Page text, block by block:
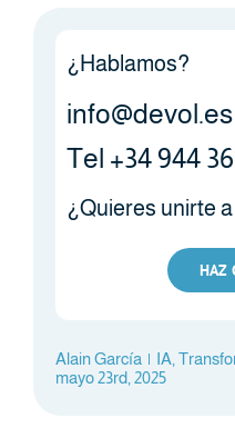
¿Hablamos?
info@devol.es
Tel +34 944
¿Quieres unirte
HAZ
Alain García | IA
mayo 23rd, 2025